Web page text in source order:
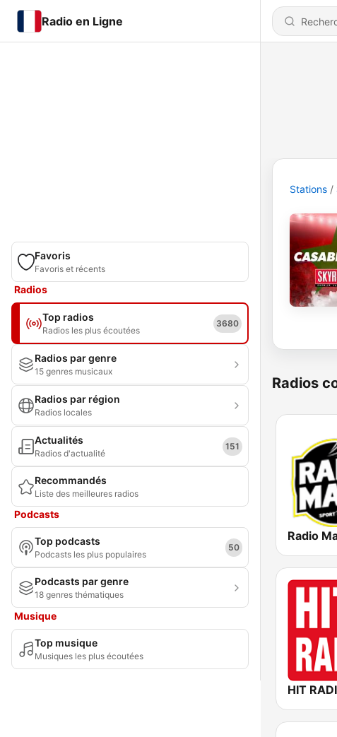
Radio en Ligne
Favoris
Favoris et récents
Radios
Top radios
Radios les plus écoutées
3680
Radios par genre
15 genres musicaux
Radios par région
Radios locales
Actualités
Radios d'actualité
151
Recommandés
Liste des meilleures radios
Podcasts
Top podcasts
Podcasts les plus populaires
50
Podcasts par genre
18 genres thématiques
Musique
Top musique
Musiques les plus écoutées
Stations
Radios
HIT